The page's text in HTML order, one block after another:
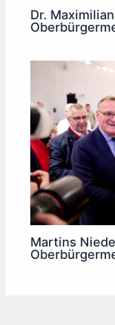
Dr.
Martins